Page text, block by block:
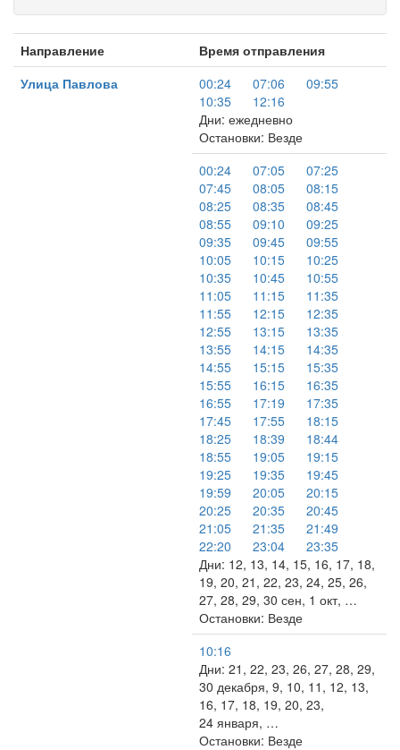
Направление
Время отправления
Улица Павлова
00:24 07:06
09:55
10:35
12:16
Дни: ежедневно
Остановки: Везде
00:24
07:05
07:25
07:45
08:05
08:15
08:25
08:35
08:45
08:55
09:10
09:25
09:35
09:45
09:55
10:05
10:15
10:25
10:35
10:45
10:55
11:05
11:15
11:35
11:55
12:15
12:35
12:55
13:15
13:35
13:55
14:15
14:35
14:55
15:15
15:35
15:55
16:15
16:35
16:55
17:19
17:35
17:45
17:55
18:15
18:25
18:39
18:44
18:55
19:05
19:15
19:25
19:35
19:45
19:59
20:05
20:15
20:25
20:35
20:45
21:05
21:35
21:49
22:20
23:04
23:35
Дни: 12, 13, 14, 15, 16, 17, 18,
19, 20, 21, 22, 23, 24, 25, 26,
27, 28, 29, 30 сен, 1 окт, …
Остановки: Везде
10:16
Дни: 21, 22, 23, 26, 27, 28, 29,
30 декабря, 9, 10, 11, 12, 13,
16, 17, 18, 19, 20, 23,
24 января, …
Остановки: Везде